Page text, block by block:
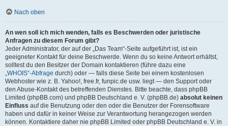
Nach oben
An wen soll ich mich wenden, falls es Beschwerden oder juristische
Anfragen zu diesem Forum gibt?
Jeder Administrator, der auf der „Das Team“-Seite aufgeführt ist, ist ein
geeigneter Kontakt für deine Beschwerde. Wenn du so keine Antwort erhältst,
solltest du den Besitzer der Domain kontaktieren (führe dazu eine
„WHOIS“-Abfrage durch) oder — falls diese Seite bei einem kostenlosen
Webhoster wie z. B. Yahoo!, free.fr, funpic.de usw. liegt — den Support oder
den Abuse-Kontakt des betreffenden Dienstes. Bitte beachte, dass phpBB
Limited (phpBB.com) und phpBB Deutschland e. V. (phpBB.de) absolut keinen
Einfluss auf die Benutzung oder den oder die Benutzer der Forensoftware
haben und dafür in keiner Weise zur Verantwortung herangezogen werden
können. Kontaktiere daher nie phpBB Limited oder phpBB Deutschland e. V. in